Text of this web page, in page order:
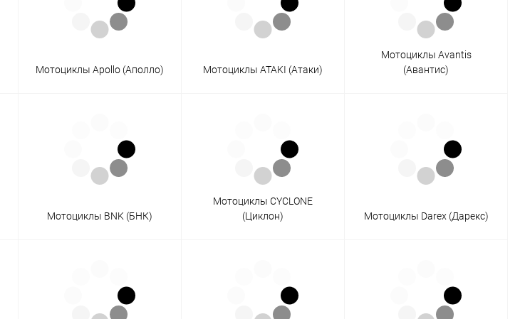
Мотоциклы Apollo (Аполло) Мотоциклы ATAKI (Атаки)
Мотоциклы Avantis
(Авантис)
Мотоциклы BNK (БНК)
Мотоциклы CYCLONE
(Циклон)
Мотоциклы Darex (Дарекс)